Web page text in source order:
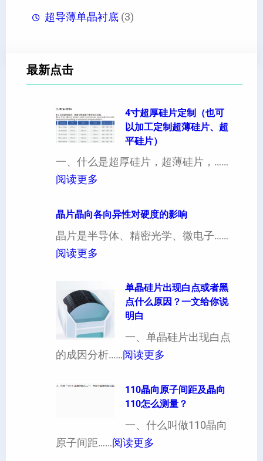
超导薄单晶衬底 (3)
最新点击
4寸超厚硅片定制（也可
以加工定制超薄硅片、超
平硅片）
一、什么是超厚硅片，超薄硅片，……
阅读更多
寸
超
定
制
（
也
以
定
晶片晶向各向异性对硬度的影响
晶片是半导体、精密光学、微电子……
阅读更多
晶
向
各
向
度
单晶硅片出现白点或者黑
点什么原因？一文给你说
明白
一、单晶硅片出现白点
的成因分析……阅读更多
晶
硅
片
110晶向原子间距及晶向
110怎么测量？
一、什么叫做110晶向
原子间距……阅读更多